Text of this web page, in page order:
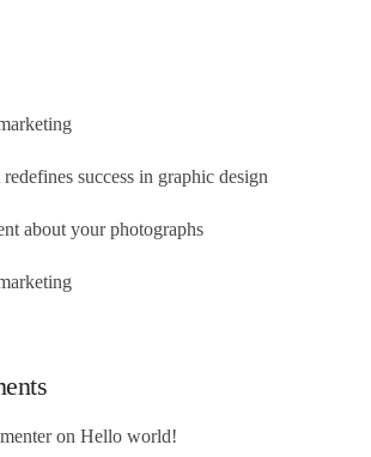
success in graphic design
about your photographs
on Hello world!